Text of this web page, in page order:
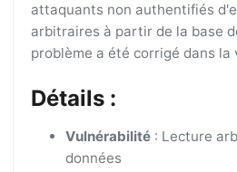
attaquants non authentifiés
arbitraires à partir de la base
problème a été corrigé dans
Détails :
Vulnérabilité: Lecture
données